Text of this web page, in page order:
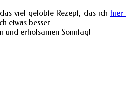
viel gelobte Rezept, das ich hier
etwas besser.
und erholsamen Sonntag!